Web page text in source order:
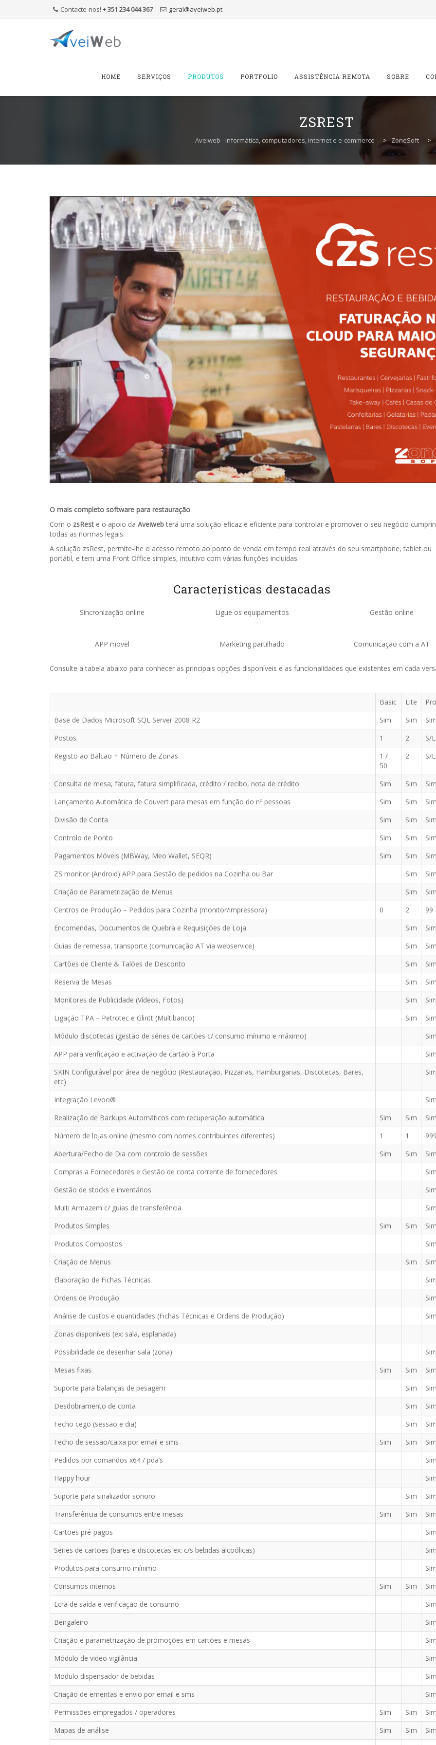
Contacte-nos! + 351 234 044 367 geral@aveiweb.pt
content
HOME SERVIÇOS PRODUTOS PORTFOLIO ASSISTÊNCIA REMOTA SOBRE
ZSREST
Aveiweb - Informática, computadores, internet e e-commerce > ZoneSoft >
O mais completo software para restauração
Com o zsRest e o apoio da Aveiweb terá uma solução eficaz e eficiente para controlar e promover o seu negócio
todas as normas legais.
A solução zsRest, permite-lhe o acesso remoto ao ponto de venda em tempo real através do seu smartphone, tablet ou
portátil, e tem uma Front Office simples, intuitivo com várias funções incluídas.
Características destacadas
Sincronização online Ligue os equipamentos Gestão online
APP movel Marketing partilhado Comunicação com a AT
Consulte a tabela abaixo para conhecer as principais opções disponíveis e as funcionalidades que existentes em cada
Basic Lite
Base de Dados Microsoft SQL Server 2008 R2
Sim Sim
Sim
Postos
1 2
S/L
Registo ao Balcão + Número de Zonas
1 /
50
2 S/L
Consulta de mesa, fatura, fatura simplificada, crédito / recibo, nota de crédito Sim Sim
Sim
Lançamento Automática de Couvert para mesas em função do nº pessoas
Sim Sim
Sim
Divisão de Conta
Sim Sim
Sim
Controlo de Ponto
Sim Sim
Sim
Pagamentos Móveis (MBWay, Meo Wallet, SEQR)
Sim Sim
Sim
ZS monitor (Android) APP para Gestão de pedidos na Cozinha ou Bar
Sim
Sim
Criação de Parametrização de Menus
Sim
Sim
Centros de Produção – Pedidos para Cozinha (monitor/impressora)
0 2
99
Encomendas, Documentos de Quebra e Requisições de Loja
Sim
Sim
Guias de remessa, transporte (comunicação AT via webservice)
Sim
Sim
Cartões de Cliente & Talões de Desconto
Sim
Sim
Reserva de Mesas
Sim
Sim
Monitores de Publicidade (Vídeos, Fotos)
Sim
Sim
Ligação TPA – Petrotec e Glintt (Multibanco)
Sim
Sim
Módulo discotecas (gestão de séries de cartões c/ consumo mínimo e máximo)
Sim
APP para verificação e activação de cartão à Porta
Sim
SKIN Configurável por área de negócio (Restauração, Pizzarias, Hamburgarias, Discotecas, Bares,
etc)
Sim
Integração Levoo®
Sim
Realização de Backups Automáticos com recuperação automática
Sim Sim
Sim
Número de lojas online (mesmo com nomes contribuintes diferentes)
1 1
999
Abertura/Fecho de Dia com controlo de sessões
Sim Sim
Sim
Compras a Fornecedores e Gestão de conta corrente de fornecedores
Sim
Gestão de stocks e inventários
Sim
Multi Armazem c/ guias de transferência
Sim
Produtos Simples
Sim Sim
Sim
Produtos Compostos
Sim
Criação de Menus
Sim
Sim
Elaboração de Fichas Técnicas
Sim
Ordens de Produção
Sim
Análise de custos e quantidades (Fichas Técnicas e Ordens de Produção)
Sim
Zonas disponíveis (ex: sala, esplanada)
Possibilidade de desenhar sala (zona)
Sim
Mesas fixas
Sim Sim
Sim
Suporte para balanças de pesagem
Sim
Sim
Desdobramento de conta
Sim
Sim
Fecho cego (sessão e dia)
Sim
Sim
Fecho de sessão/caixa por email e sms
Sim Sim
Sim
Pedidos por comandos x64 / pda’s
Sim
Happy hour
Sim
Suporte para sinalizador sonoro
Sim
Sim
Transferência de consumos entre mesas
Sim Sim
Sim
Cartões pré-pagos
Sim
Series de cartões (bares e discotecas ex: c/s bebidas alcoólicas)
Sim
Produtos para consumo mínimo
Sim
Consumos internos
Sim Sim
Sim
Ecrã de saída e verificação de consumo
Sim
Bengaleiro
Sim
Criação e parametrização de promoções em cartões e mesas
Sim
Módulo de video vigilância
Sim
Modulo dispensador de bebidas
Sim
Criação de ementas e envio por email e sms
Sim
Permissões empregados / operadores
Sim Sim
Sim
Mapas de análise
Sim Sim
Sim